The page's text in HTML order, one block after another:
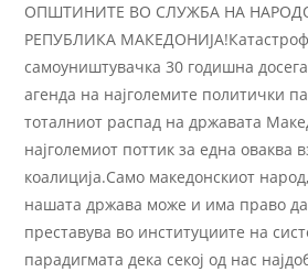
ОПШТИНИТЕ ВО СЛУЖБА НА
РЕПУБЛИКА
самоуништувачка 30 годишна
агенда на најголемите политички
тоталниот распад на државата
најголемиот поттик за една оваква
коалиција.Само македонскиот
нашата држава може и има право да
преставува во институциите на
парадигмата дека секој од нас